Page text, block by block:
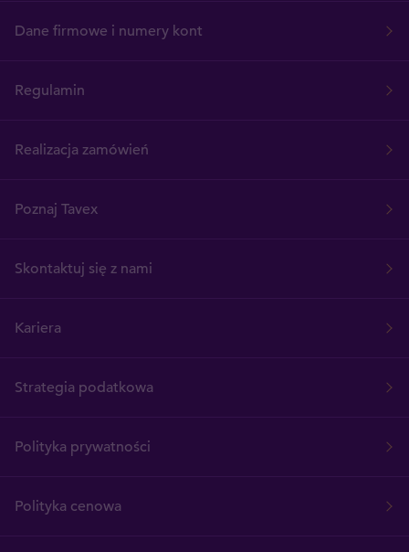
Dane firmowe i numery kont
Regulamin
Realizacja zamówień
Poznaj Tavex
Skontaktuj się z nami
Kariera
Strategia podatkowa
Polityka prywatności
Polityka cenowa